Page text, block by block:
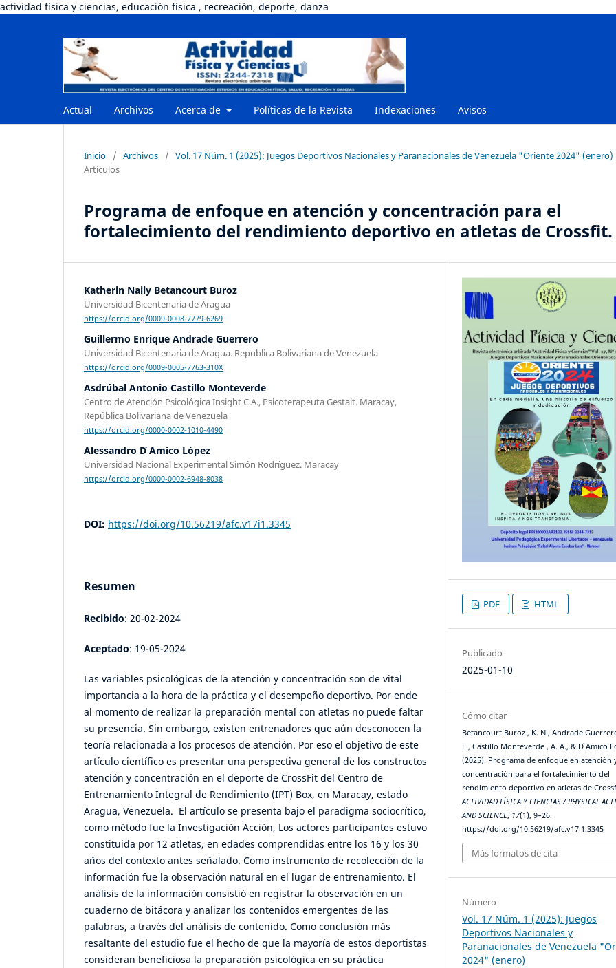
actividad física y ciencias, educación física , recreación, deporte, danza
Actual Archivos Acerca de Políticas de la Revista Indexaciones Avisos
Inicio / Archivos / Vol. 17 Núm. 1 (2025): Juegos Deportivos Nacionales y Paranacionales de Venezuela "Oriente 2024" (enero)
Artículos
Programa de enfoque en atención y concentración para el
fortalecimiento del rendimiento deportivo en atletas de Crossfit.
Katherin Naily Betancourt Buroz
Universidad Bicentenaria de Aragua
https://orcid.org/0009-0008-7779-6269
Guillermo Enrique Andrade Guerrero
Universidad Bicentenaria de Aragua. Republica Bolivariana de Venezuela
https://orcid.org/0009-0005-7763-310X
Asdrúbal Antonio Castillo Monteverde
Centro de Atención Psicológica Insight C.A., Psicoterapeuta Gestalt. Maracay,
República Bolivariana de Venezuela
https://orcid.org/0000-0002-1010-4490
Alessandro D ́Amico López
Universidad Nacional Experimental Simón Rodríguez. Maracay
https://orcid.org/0000-0002-6948-8038
DOI: https://doi.org/10.56219/afc.v17i1.3345
Resumen
Recibido: 20-02-2024
Aceptado: 19-05-2024
Las variables psicológicas de la atención y concentración son de vital
importancia a la hora de la práctica y el desempeño deportivo. Por ende
al momento de realizar la preparación mental con atletas no puede faltar
su presencia. Sin embargo, existen entrenadores que aún desconocen la
teoría relacionada a los procesos de atención. Por eso el objetivo de este
artículo científico es presentar una perspectiva general de los constructos
atención y concentración en el deporte de CrossFit del Centro de
Entrenamiento Integral de Rendimiento (IPT) Box, en Maracay, estado
Aragua, Venezuela. El artículo se presenta bajo el paradigma sociocrítico,
como método fue la Investigación Acción, Los actores participantes estuvo
constituida por 12 atletas, en edades comprendidas entre los 16 y los 30
años del contexto antes señalado. Como instrumento de recolección de la
información fue la observación natural en el lugar de entrenamiento. El
análisis de la información consistió en registrar la observación en un
cuaderno de bitácora y analizar los contenidos emergentes de las
palabras, a través del análisis de contenido. Como conclusión más
resaltante del estudio fue el hecho de que la mayoría de estos deportistas
consideran beneficiosa la preparación psicológica en su práctica
PDF HTML
Publicado
2025-01-10
Cómo citar
Betancourt Buroz , K. N., Andrade
E., Castillo Monteverde , A. A., & D ́Amico
(2025). Programa de enfoque en atención
concentración para el fortalecimiento del
rendimiento deportivo en atletas de
ACTIVIDAD FÍSICA Y CIENCIAS / PHYSICAL
AND SCIENCE, 17(1), 9–26.
https://doi.org/10.56219/afc.v17i1.3345
Más formatos de cita
Número
Vol. 17 Núm. 1 (2025): Juegos
Deportivos Nacionales y
Paranacionales de Venezuela
2024" (enero)